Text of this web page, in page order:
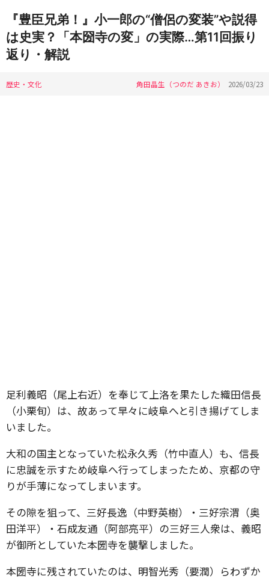
『豊臣兄弟！』小一郎の“僧侶の変装”や説得
は史実？「本圀寺の変」の実際…第11回振り
返り・解説
歴史・文化 角田晶生（つのだ あきお） 2026/03/23
足利義昭（尾上右近）を奉じて上洛を果たした織田信長
（小栗旬）は、故あって早々に岐阜へと引き揚げてしま
いました。
大和の国主となっていた松永久秀（竹中直人）も、信長
に忠誠を示すため岐阜へ行ってしまったため、京都の守
りが手薄になってしまいます。
その隙を狙って、三好長逸（中野英樹）・三好宗渭（奥
田洋平）・石成友通（阿部亮平）の三好三人衆は、義昭
が御所としていた本圀寺を襲撃しました。
本圀寺に残されていたのは、明智光秀（要潤）らわずか